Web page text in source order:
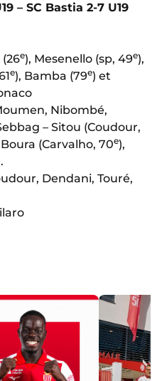
– SC Bastia 2-7 U19
e), Mesenello (sp, 49e),
e), Bamba (79e) et
Nibombé,
– Sitou (Coudour,
(Carvalho, 70e),
Dendani, Touré,